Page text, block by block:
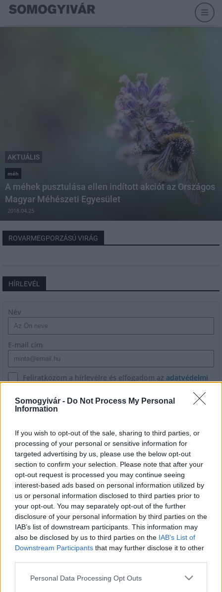
Somogyivár - Do Not Process My Personal
Information
If you wish to opt-out of the sale, sharing to third parties, or
processing of your personal or sensitive information for
targeted advertising by us, please use the below opt-out
section to confirm your selection. Please note that after your
opt-out request is processed you may continue seeing
interest-based ads based on personal information utilized by
us or personal information disclosed to third parties prior to
your opt-out. You may separately opt-out of the further
disclosure of your personal information by third parties on the
IAB’s list of downstream participants. This information may
also be disclosed by us to third parties on the IAB’s List of
Downstream Participants that may further disclose it to other
Please note that this website/app uses one or more Google
Personal Data Processing Opt Outs
AKTUÁLIS
méh
A méhek pusztulása ellen indított akciót az Országos
Magyar Méhészeti Egyesület
2018.04.25
ROVARMEGPORZÁSÚ VIRÁG
HÍRLEVÉL
Név
E-mail cím
Feliratkozom a hírlevélre és elfogadom az adatvédelmi
FELIRATKOZÁS
LEGFRISSEBB
Országos hírek
Megérkezett az eső a Duna vízgyűjtőjére
Megérkezett a rég várt eső a Duna vízgyűjtőjére, a folyó
magyarországi szakaszán azonban továbbra is csak pár
centiméteres vízszintváltozások jellemzőek.
Aktuális Sefag Zrt. vízellátás
Hőség és vízhiány - itatók feltöltésével
erdőkben